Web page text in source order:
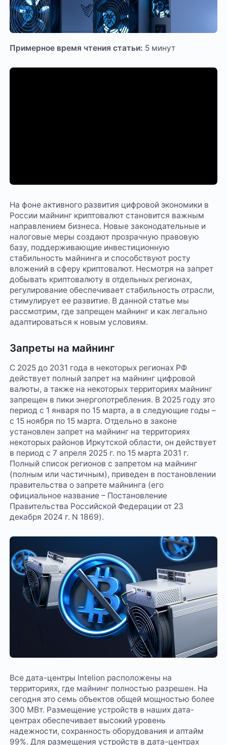
Примерное время чтения статьи: 5 минут
На фоне активного развития цифровой экономики в
России майнинг криптовалют становится важным
направлением бизнеса. Новые законодательные и
налоговые меры создают прозрачную правовую
базу, поддерживающие инвестиционную
стабильность майнинга и способствуют росту
вложений в сферу криптовалют. Несмотря на запрет
добывать криптовалюту в отдельных регионах,
регулирование обеспечивает стабильность отрасли,
стимулирует ее развитие. В данной статье мы
рассмотрим, где запрещен майнинг и как легально
адаптироваться к новым условиям.
Запреты на майнинг
С 2025 до 2031 года в некоторых регионах РФ
действует полный запрет на майнинг цифровой
валюты, а также на некоторых территориях майнинг
запрещен в пики энергопотребления. В 2025 году это
период с 1 января по 15 марта, а в следующие годы –
с 15 ноября по 15 марта. Отдельно в законе
установлен запрет на майнинг на территориях
некоторых районов Иркутской области, он действует
в период с 7 апреля 2025 г. по 15 марта 2031 г.
Полный список регионов с запретом на майнинг
(полным или частичным), приведен в постановлении
правительства о запрете майнинга (его
официальное название – Постановление
Правительства Российской Федерации от 23
декабря 2024 г. N 1869).
Все дата-центры Intelion расположены на
территориях, где майнинг полностью разрешен. На
сегодня это семь объектов общей мощностью более
300 МВт. Размещение устройств в наших дата-
центрах обеспечивает высокий уровень
надежности, сохранность оборудования и аптайм
99%. Для размещения устройств в дата-центрах